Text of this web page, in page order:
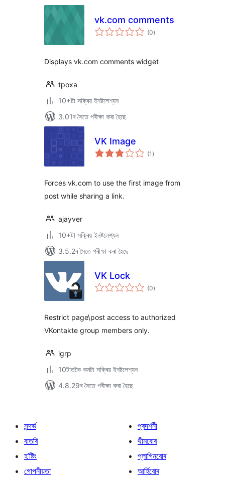
vk.com comments
(0টা
মুঠ)
Displays vk.com comments widget
tpoxa
10+টা সক্ৰিয় ইনষ্টলেশ্যন
3.01ৰ সৈতে পৰীক্ষা কৰা হৈছে
VK Image
(1 টা
মুঠ)
Forces vk.com to use the first image from
post while sharing a link.
ajayver
10+টা সক্ৰিয় ইনষ্টলেশ্যন
3.5.2ৰ সৈতে পৰীক্ষা কৰা হৈছে
VK Lock
(0টা
মুঠ)
Restrict page\post access to authorized
VKontakte group members only.
igrp
10টাতকৈ কমটা সক্ৰিয় ইনষ্টলেশ্যন
4.8.29ৰ সৈতে পৰীক্ষা কৰা হৈছে
সন্দৰ্ভ
বাতৰি
হ’ষ্টিং
গোপনীয়তা
প্ৰদৰ্শনী
থীমবোৰ
প্লাগিনবোৰ
আৰ্হিবোৰ